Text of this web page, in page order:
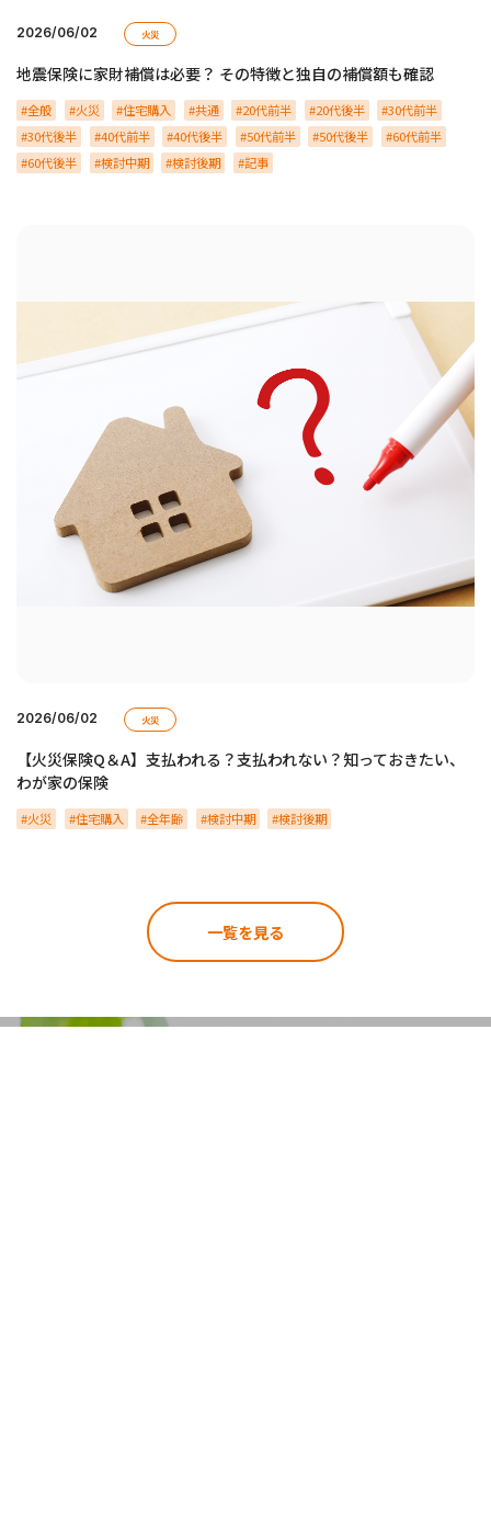
2026/06/02 火災
地震保険に家財補償は必要？ その特徴と独自の補償額も確認
全般 火災 住宅購入 共通 20代前半 20代後半
30代前半
30代後半
40代前半 40代後半 50代前半 50代後半
60代前半
60代後半
検討中期 検討後期 記事
2026/06/02 火災
【火災保険Q＆A】支払われる？支払われない？知っておきたい、
わが家の保険
火災 住宅購入 全年齢 検討中期 検討後期
一覧を見る